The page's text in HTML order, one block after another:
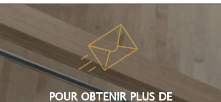
POUR OBTENIR PLUS DE